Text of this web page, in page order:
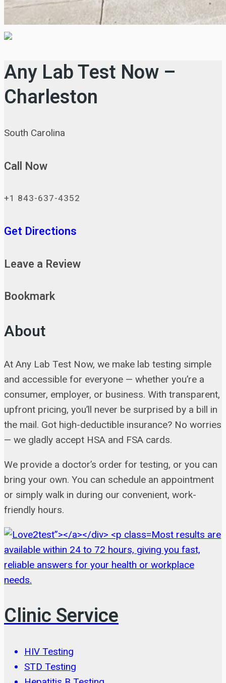
Any Lab Test Now –
Charleston
South Carolina
Call Now
+1 843-637-4352
Get Directions
Leave a Review
Bookmark
About
At Any Lab Test Now, we make lab testing simple
and accessible for everyone — whether you’re a
consumer, employer, or business. With transparent,
upfront pricing, you’ll never be surprised by a bill in
the mail. Got high-deductible insurance? No worries
— we gladly accept HSA and FSA cards.
We provide a doctor’s order for testing, or you can
bring your own. You can schedule an appointment
or simply walk in during our convenient, work-
friendly hours.
Most results are
available within 24 to 72 hours, giving you fast,
reliable answers for your health or workplace
needs.
Clinic Service
HIV Testing
STD Testing